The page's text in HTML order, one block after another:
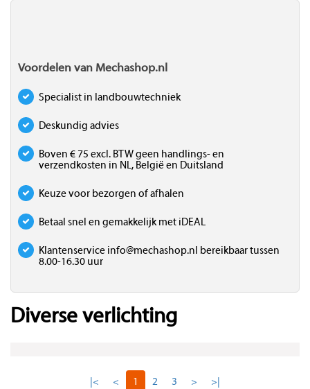
Voordelen van Mechashop.nl
Specialist in landbouwtechniek
Deskundig advies
Boven € 75 excl. BTW geen handlings- en
verzendkosten in NL, België en Duitsland
Keuze voor bezorgen of afhalen
Betaal snel en gemakkelijk met iDEAL
Klantenservice info@mechashop.nl
bereikbaar tussen
8.00-16.30 uur
Diverse verlichting
|< < 1 2 3 >
>|